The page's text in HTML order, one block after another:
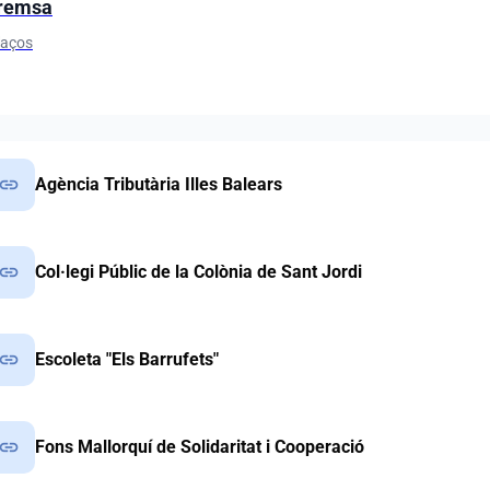
link Agència Tributària Illes Balears
link Col·legi Públic de la Colònia de Sant Jordi
link Escoleta "Els Barrufets"
link Fons Mallorquí de Solidaritat i Cooperació